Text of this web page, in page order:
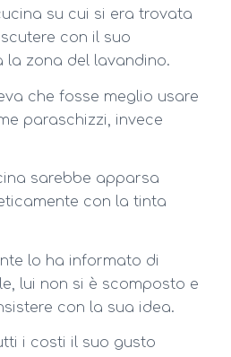
su cui si era trovata
con il suo
zona del lavandino.
che fosse meglio usare
paraschizzi, invece
sarebbe apparsa
con la tinta
lo ha informato di
lui non si è scomposto e
con la sua idea.
i costi il suo gusto